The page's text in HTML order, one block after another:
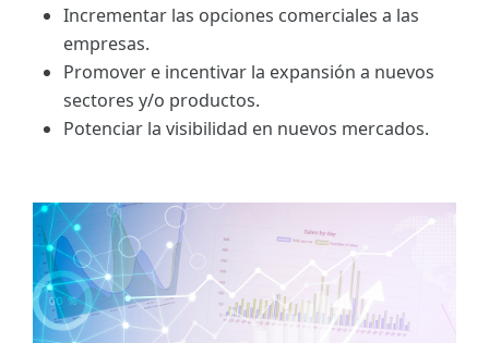
Incrementar las opciones comerciales a las
empresas.
Promover e incentivar la expansión a nuevos
sectores y/o productos.
Potenciar la visibilidad en nuevos mercados.